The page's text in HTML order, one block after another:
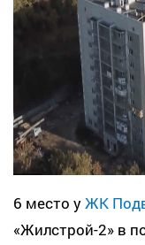
6 место уЖК
«Жилстрой-2» в